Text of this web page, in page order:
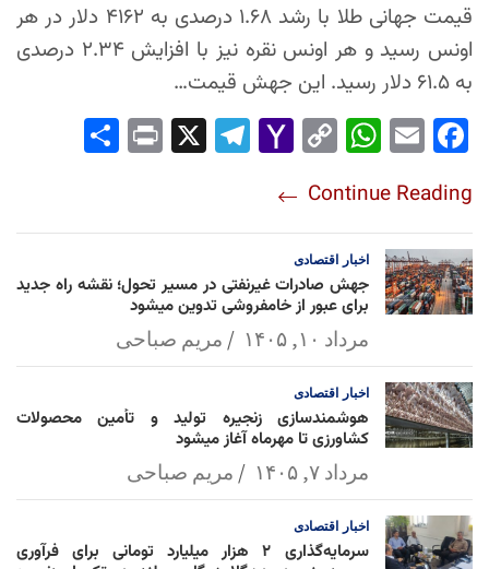
قیمت جهانی طلا با رشد ۱.۶۸ درصدی به ۴۱۶۲ دلار در هر
اونس رسید و هر اونس نقره نیز با افزایش ۲.۳۴ درصدی
به ۶۱.۵ دلار رسید. این جهش قیمت…
Fac
ok
Em
Wh
Ap
p
Co
Lin
k
Yah
l
Tel
Pri
Continue Reading
اخبار اقتصادی
جهش صادرات غیرنفتی در مسیر تحول؛ نقشه راه جدید
برای عبور از خامفروشی تدوین میشود
مرداد ۱۰, ۱۴۰۵ مریم صباحی
اخبار اقتصادی
هوشمندسازی زنجیره تولید و تأمین محصولات
کشاورزی تا مهرماه آغاز میشود
مرداد ۷, ۱۴۰۵ مریم صباحی
اخبار اقتصادی
سرمایه‌گذاری ۲ هزار میلیارد تومانی برای فرآوری